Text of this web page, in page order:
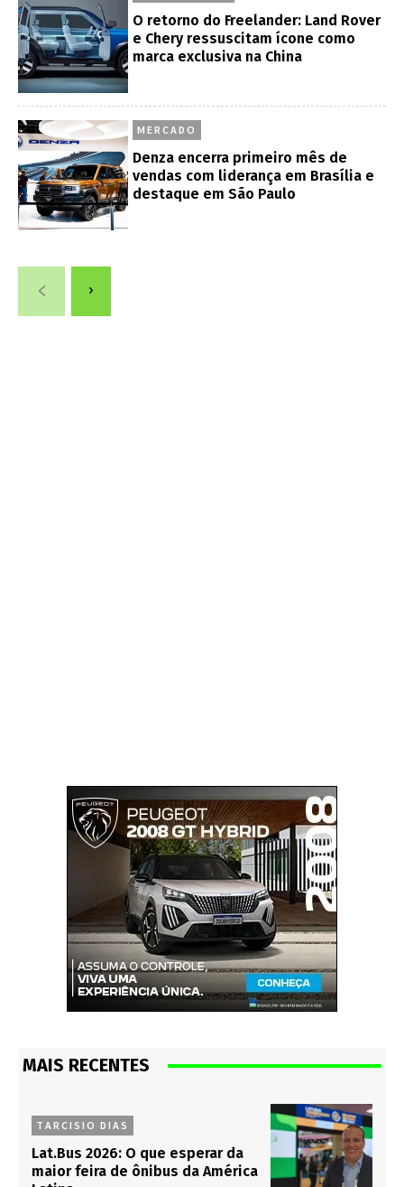
O retorno do Freelander: Land Rover
e Chery ressuscitam ícone como
marca exclusiva na China
MERCADO
Denza encerra primeiro mês de
vendas com liderança em Brasília e
destaque em São Paulo
MAIS RECENTES
TARCISIO DIAS
Lat.Bus 2026: O que esperar da
maior feira de ônibus da América